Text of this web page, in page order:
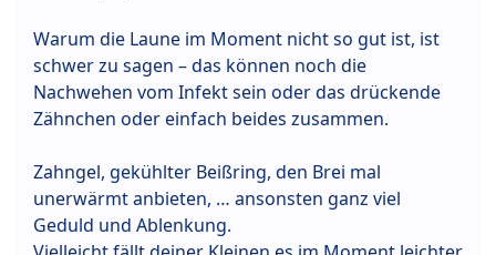
Warum die Laune im Moment nicht so gut ist, ist
schwer zu sagen – das können noch die
Nachwehen vom Infekt sein oder das drückende
Zähnchen oder einfach beides zusammen.
Zahngel, gekühlter Beißring, den Brei mal
unerwärmt anbieten, … ansonsten ganz viel
Geduld und Ablenkung.